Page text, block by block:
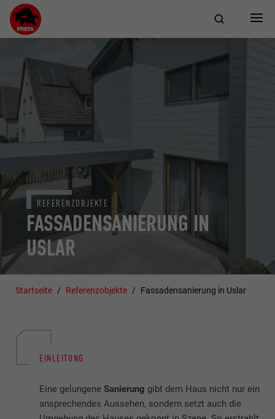
FASSADENSANIERUNG IN
USLAR
REFERENZOBJEKTE
Startseite Referenzobjekte Fassadensanierung in Uslar
EINLEITUNG
Eine gelungeneSanierung gibt dem Haus nicht nur ein
ansprechendes Aussehen, sondern setzt auch die